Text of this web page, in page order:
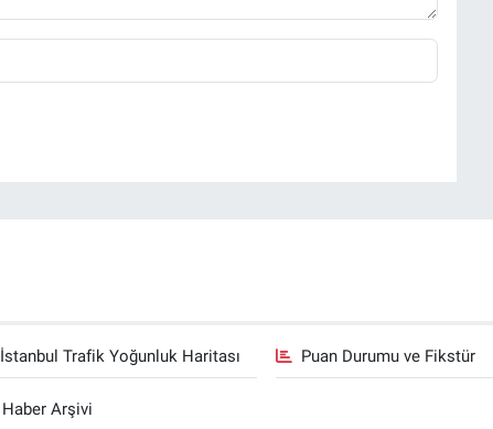
İstanbul Trafik Yoğunluk Haritası Puan Durumu ve Fikstür
Haber Arşivi